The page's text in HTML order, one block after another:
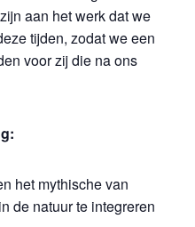
aan het werk dat we
tijden, zodat we een
voor zij die na ons
het mythische van
de natuur te integreren